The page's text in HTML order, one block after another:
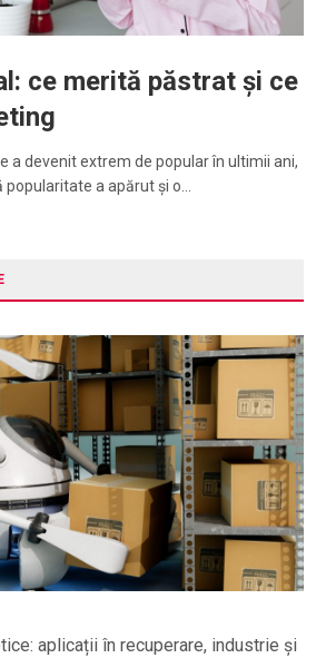
ce merită păstrat și ce
a devenit extrem de popular în ultimii ani,
a apărut și o…
aplicații în recuperare, industrie și